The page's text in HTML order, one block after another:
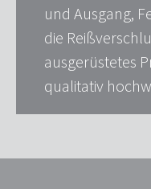
und Ausgang,
die
ausgerüstetes
qualitativ